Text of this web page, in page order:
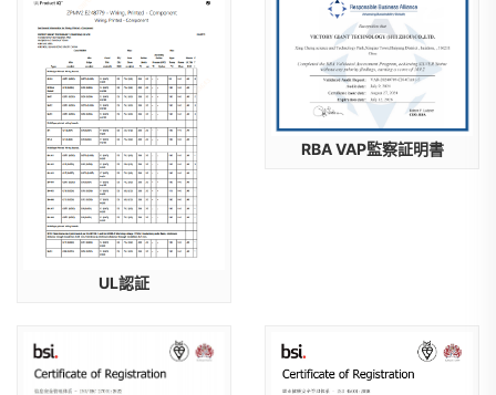
UL認証
RBA VAP監察証明書